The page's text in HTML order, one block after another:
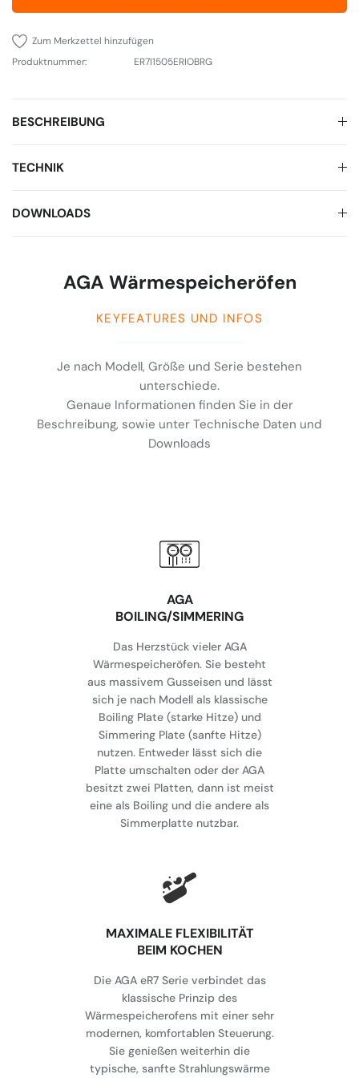
Zum Merkzettel hinzufügen
Produktnummer:
ER7I1505ERIOBRG
BESCHREIBUNG
TECHNIK
DOWNLOADS
AGA Wärmespeicheröfen
KEYFEATURES UND INFOS
Je nach Modell, Größe und Serie bestehen
unterschiede.
Genaue Informationen finden Sie in der
Beschreibung, sowie unter Technische Daten und
Downloads
AGA
BOILING/SIMMERING
Das Herzstück vieler AGA
Wärmespeicheröfen. Sie besteht
aus massivem Gusseisen und lässt
sich je nach Modell als klassische
Boiling Plate (starke Hitze) und
Simmering Plate (sanfte Hitze)
nutzen. Entweder lässt sich die
Platte umschalten oder der AGA
besitzt zwei Platten, dann ist meist
eine als Boiling und die andere als
Simmerplatte nutzbar.
MAXIMALE FLEXIBILITÄT
BEIM KOCHEN
Die AGA eR7 Serie verbindet das
klassische Prinzip des
Wärmespeicherofens mit einer sehr
modernen, komfortablen Steuerung.
Sie genießen weiterhin die
typische, sanfte Strahlungswärme